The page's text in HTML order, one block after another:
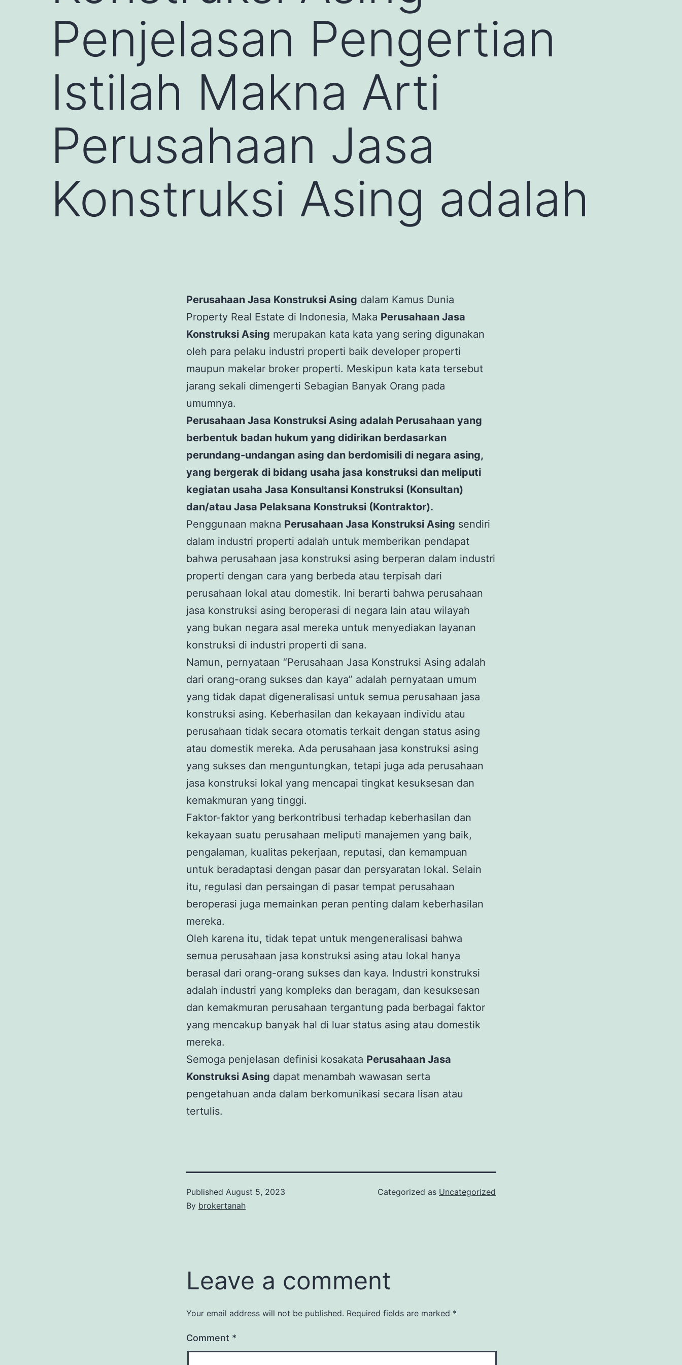
Penjelasan Pengertian
Istilah Makna Arti
Perusahaan Jasa
Konstruksi Asing adalah
Perusahaan Jasa Konstruksi Asing dalam Kamus Dunia
Property Real Estate di Indonesia, Maka Perusahaan Jasa
Konstruksi Asing merupakan kata kata yang sering digunakan
oleh para pelaku industri properti baik developer properti
maupun makelar broker properti. Meskipun kata kata tersebut
jarang sekali dimengerti Sebagian Banyak Orang pada
umumnya.
Perusahaan Jasa Konstruksi Asing adalah Perusahaan yang
berbentuk badan hukum yang didirikan berdasarkan
perundang-undangan asing dan berdomisili di negara asing,
yang bergerak di bidang usaha jasa konstruksi dan meliputi
kegiatan usaha Jasa Konsultansi Konstruksi (Konsultan)
dan/atau Jasa Pelaksana Konstruksi (Kontraktor).
Penggunaan makna Perusahaan Jasa Konstruksi Asing sendiri
dalam industri properti adalah untuk memberikan pendapat
bahwa perusahaan jasa konstruksi asing berperan dalam industri
properti dengan cara yang berbeda atau terpisah dari
perusahaan lokal atau domestik. Ini berarti bahwa perusahaan
jasa konstruksi asing beroperasi di negara lain atau wilayah
yang bukan negara asal mereka untuk menyediakan layanan
konstruksi di industri properti di sana.
Namun, pernyataan “Perusahaan Jasa Konstruksi Asing adalah
dari orang-orang sukses dan kaya” adalah pernyataan umum
yang tidak dapat digeneralisasi untuk semua perusahaan jasa
konstruksi asing. Keberhasilan dan kekayaan individu atau
perusahaan tidak secara otomatis terkait dengan status asing
atau domestik mereka. Ada perusahaan jasa konstruksi asing
yang sukses dan menguntungkan, tetapi juga ada perusahaan
jasa konstruksi lokal yang mencapai tingkat kesuksesan dan
kemakmuran yang tinggi.
Faktor-faktor yang berkontribusi terhadap keberhasilan dan
kekayaan suatu perusahaan meliputi manajemen yang baik,
pengalaman, kualitas pekerjaan, reputasi, dan kemampuan
untuk beradaptasi dengan pasar dan persyaratan lokal. Selain
itu, regulasi dan persaingan di pasar tempat perusahaan
beroperasi juga memainkan peran penting dalam keberhasilan
mereka.
Oleh karena itu, tidak tepat untuk mengeneralisasi bahwa
semua perusahaan jasa konstruksi asing atau lokal hanya
berasal dari orang-orang sukses dan kaya. Industri konstruksi
adalah industri yang kompleks dan beragam, dan kesuksesan
dan kemakmuran perusahaan tergantung pada berbagai faktor
yang mencakup banyak hal di luar status asing atau domestik
mereka.
Semoga penjelasan definisi kosakata Perusahaan Jasa
Konstruksi Asing dapat menambah wawasan serta
pengetahuan anda dalam berkomunikasi secara lisan atau
tertulis.
Published August 5, 2023
By brokertanah
Categorized as Uncategorized
Leave a comment
Your email address will not be published. Required fields are marked *
Comment *